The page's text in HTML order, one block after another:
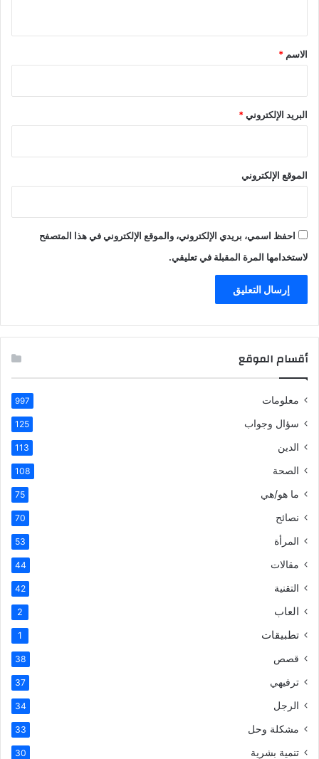
*
الاسم *
البريد الإلكتروني*
الموقع الإلكتروني
احفظ اسمي، بريدي الإلكتروني، والموقع الإلكتروني في هذا المتصفح
لاستخدامها المرة المقبلة في تعليقي.
أقسام الموقع
معلومات 997
سؤال وجواب 125
الدين 113
الصحة 108
ما هو/هي 75
نصائح 70
المرأة 53
مقالات 44
التقنية 42
العاب 2
تطبيقات 1
قصص 38
ترفيهي 37
الرجل 34
مشكلة وحل 33
تنمية بشرية 30